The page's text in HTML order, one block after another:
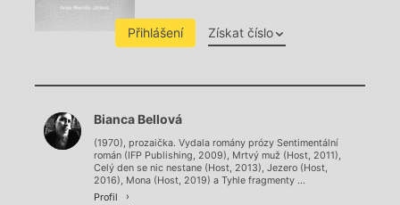
Přihlášení Získat číslo
Chviličku.
Načítá se.
Bianca Bellová
(1970), prozaička. Vydala romány prózy Sentimentální
román (IFP Publishing, 2009), Mrtvý muž (Host, 2011),
Celý den se nic nestane (Host, 2013), Jezero (Host,
2016), Mona (Host, 2019) a Tyhle fragmenty ...
Profil